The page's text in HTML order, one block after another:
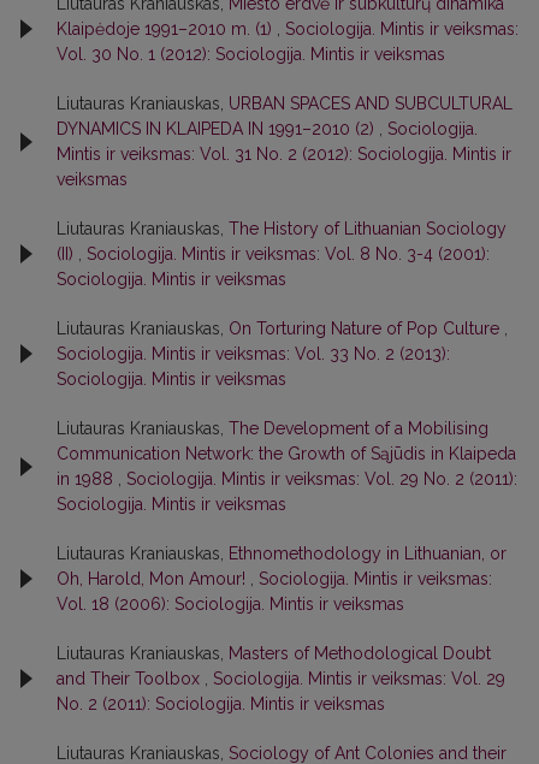
Klaipėdoje 1991–2010 m. (1)
Sociologija. Mintis ir veiksmas:
Vol. 30 No. 1 (2012): Sociologija. Mintis ir veiksmas
Liutauras Kraniauskas, URBAN SPACES AND SUBCULTURAL
DYNAMICS IN KLAIPEDA IN 1991–2010 (2)
Sociologija.
Mintis ir veiksmas: Vol. 31 No. 2 (2012): Sociologija. Mintis ir
veiksmas
Liutauras Kraniauskas, The History of Lithuanian Sociology
(II)
Sociologija. Mintis ir veiksmas: Vol. 8 No. 3-4 (2001):
Sociologija. Mintis ir veiksmas
Liutauras Kraniauskas, On Torturing Nature of Pop Culture
Sociologija. Mintis ir veiksmas: Vol. 33 No. 2 (2013):
Sociologija. Mintis ir veiksmas
Liutauras Kraniauskas, The Development of a Mobilising
Communication Network: the Growth of Sąjūdis in Klaipeda
in 1988
Sociologija. Mintis ir veiksmas: Vol. 29 No. 2 (2011):
Sociologija. Mintis ir veiksmas
Liutauras Kraniauskas,
Ethnomethodology in Lithuanian, or
Oh, Harold, Mon Amour!
Sociologija. Mintis ir veiksmas:
Vol. 18 (2006): Sociologija. Mintis ir veiksmas
Liutauras Kraniauskas,
Masters of Methodological Doubt
and Their Toolbox
Sociologija. Mintis ir veiksmas: Vol. 29
No. 2 (2011): Sociologija. Mintis ir veiksmas
Liutauras Kraniauskas, Sociology of Ant Colonies and their